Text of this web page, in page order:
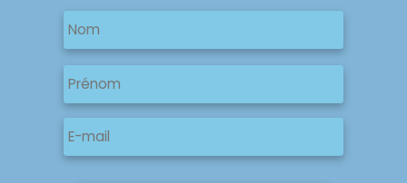
Nom
Nom
Nom
Prénom
E-
mail